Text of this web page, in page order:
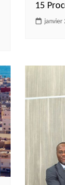
15
janvier